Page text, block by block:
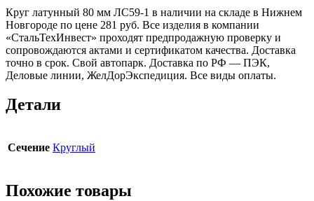
Круг латунный 80 мм ЛС59-1 в наличии на складе в Нижнем
Новгороде по цене 281 руб. Все изделия в компании
«СтальТехИнвест» проходят предпродажную проверку и
сопровождаются актами и сертификатом качества. Доставка
точно в срок. Свой автопарк. Доставка по РФ — ПЭК,
Деловые линии, ЖелДорЭкспедиция. Все виды оплаты.
Детали
Сечение Круглый
Похожие товары